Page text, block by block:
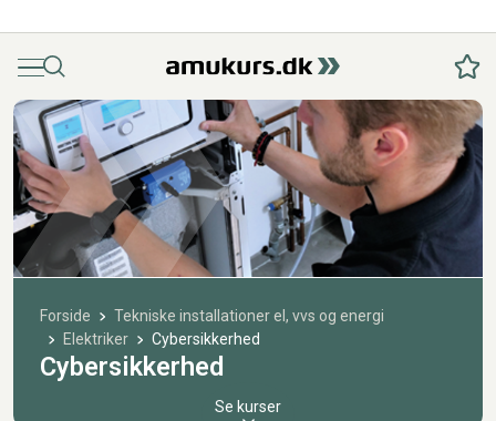
MenuSøg
Forside
Tekniske installationer el, vvs og energi
Elektriker
Cybersikkerhed
Cybersikkerhed
Se kurser